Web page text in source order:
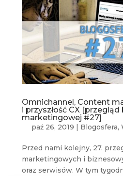
Omnichannel, Content
i przyszłość CX
marketingowej #27]
paź 26, 2019 | Blogosfera,
Przed nami kolejny, 27.
marketingowych i
oraz serwisów. W tym